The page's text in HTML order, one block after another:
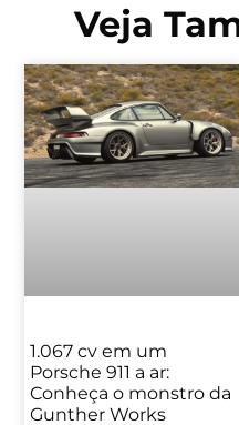
Veja
1.067 cv em um
Porsche 911 a ar:
Conheça o monstro da
Gunther Works